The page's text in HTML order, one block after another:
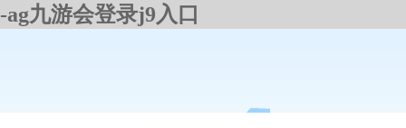
-ag九游会登录j9入口